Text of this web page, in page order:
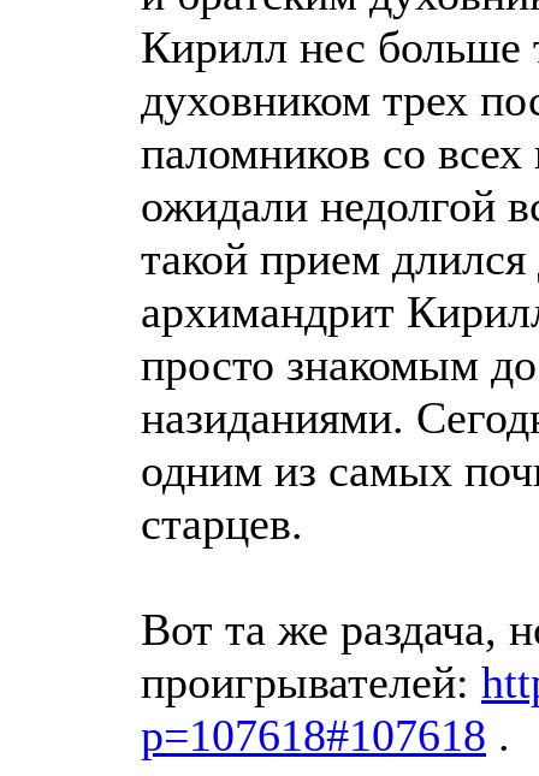
Кирилл нес больше
духовником трех
паломников со
ожидали недолгой
такой прием
архимандрит
просто знакомым
назиданиями.
одним из самых
старцев.
Вот та же раздача,
проигрывателей:
p=107618#107618 .